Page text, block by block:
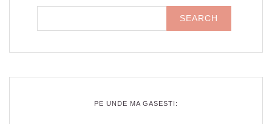
PE UNDE MA GASESTI: